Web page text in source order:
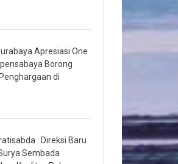
Apresiasi One
Borong
di
: Direksi Baru
Sembada